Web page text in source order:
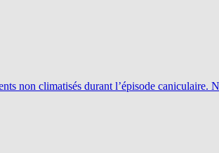
non climatisés durant l’épisode caniculaire.